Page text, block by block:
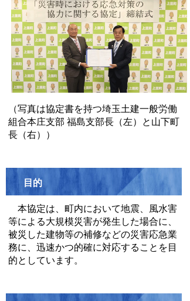
（写真は協定書を持つ埼玉土建一般労働
組合本庄支部 福島支部長（左）と山下町
長（右））
目的
本協定は、町内において地震、風水害
等による大規模災害が発生した場合に、
被災した建物等の補修などの災害応急業
務に、迅速かつ的確に対応することを目
的としています。